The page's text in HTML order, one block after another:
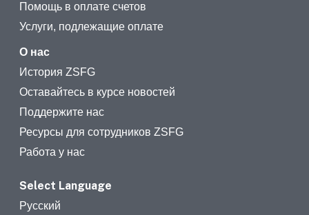
Помощь в оплате счетов
Услуги, подлежащие оплате
О нас
История ZSFG
Оставайтесь в курсе новостей
Поддержите нас
Ресурсы для сотрудников ZSFG
Работа у нас
Select Language
Русский